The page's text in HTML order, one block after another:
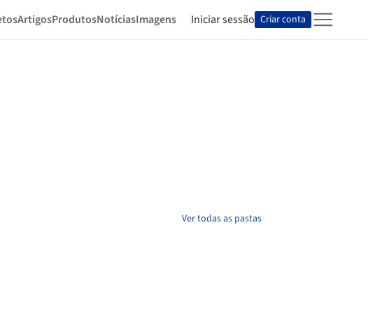
ArtigosProdutosNotíciasImagens Iniciar sessão Criar conta
Ver todas as pastas